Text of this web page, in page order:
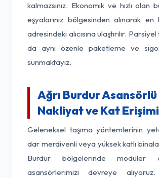
kalmazsınız. Ekonomik ve hızlı olan
eşyalarınız bölgesinden alınarak en
adresindeki alıcısına ulaştırılır. Parsiyel
da aynı özenle paketleme ve
sunmaktayız.
Ağrı Burdur Asansörlü
Nakliyat ve Kat Erişimi
Geleneksel taşıma yöntemlerinin
dar merdivenli veya yüksek katlı
Burdur bölgelerinde modüler
asansörlerimizi devreye